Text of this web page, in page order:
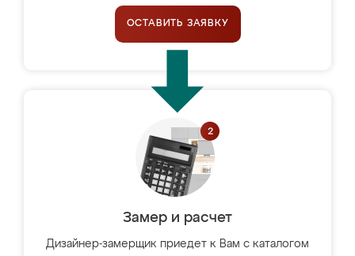
ОСТАВИТЬ ЗАЯВКУ
Замер и расчет
Дизайнер-замерщик приедет к Вам с каталогом